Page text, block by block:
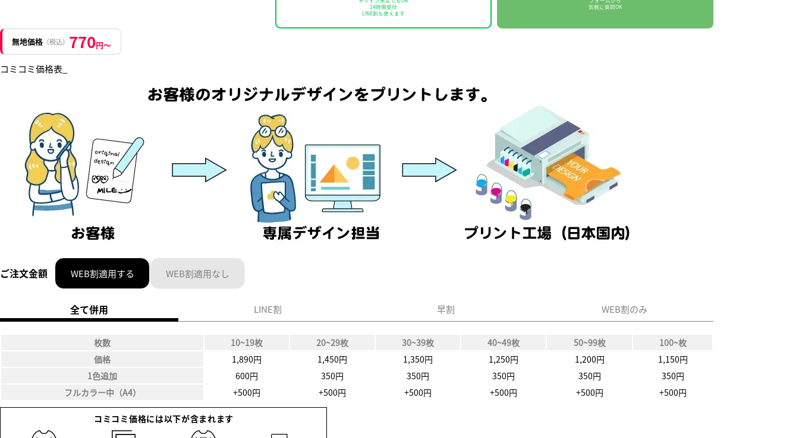
ココからWEBでお得に注文する
迷ったら
無地価格 （税込） 770円〜
コミコミ価格表_
ご注文金額 WEB割適用する WEB割適用なし
全て併用 LINE割 早割 WEB割のみ
枚数 10~19枚 20~29枚 30~39枚 40~49枚 50~99枚
100~枚
価格
1,890円 1,450円 1,350円 1,250円 1,200円
1,150円
1色追加
600円 350円 350円 350円 350円
350円
フルカラー中（A4）
+500円 +500円 +500円 +500円 +500円 +500円